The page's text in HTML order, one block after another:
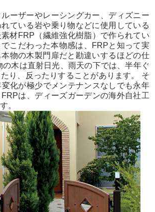
ーザーやレーシングカー、ディズニー
ている岩や乗り物などに使用している
材FRP（繊維強化樹脂）で作られてい
こだわった本物感は、FRPと知って実
物の木製門扉だと勘違いするほどの仕
の木は直射日光、雨天の下では、半年ぐ
り、反ったりすることがあります。 そ
化が極少でメンテナンスなしでも永年
は、ディーズガーデンの海外自社工
。